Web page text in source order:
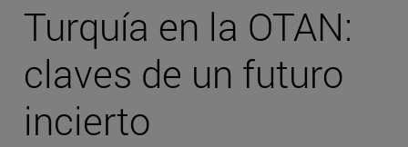
Turquía en la OTAN:
claves de un futuro
incierto